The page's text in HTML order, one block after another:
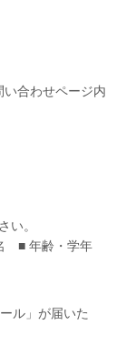
合わせページ内
。
■ 年齢・学年
ル」が届いた